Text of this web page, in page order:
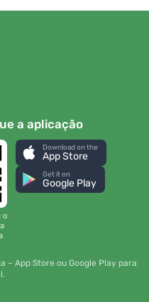
a aplicação
o
Download on the
App Store
Get it on
Google Play
– App Store ou Google Play para